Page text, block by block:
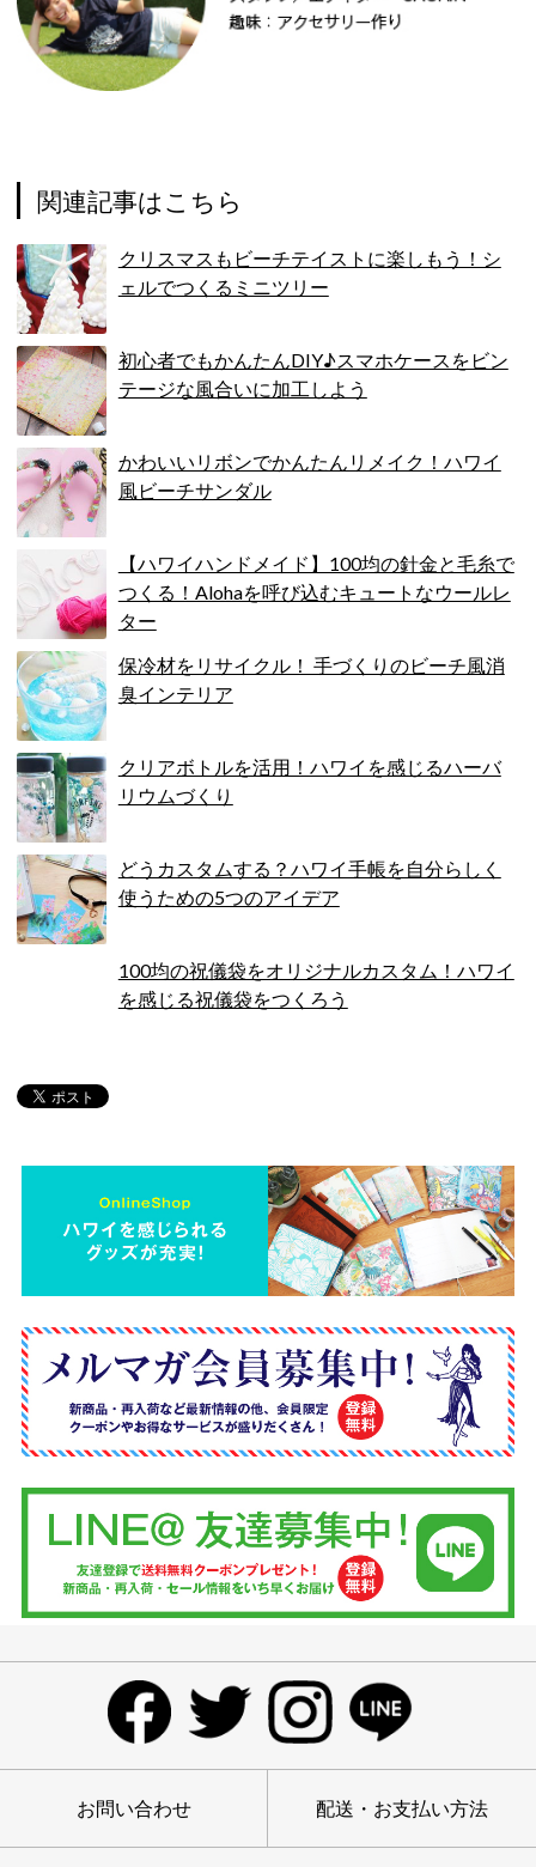
関連記事はこちら
クリスマスもビーチテイストに楽しもう！シ
ェルでつくるミニツリー
初心者でもかんたんDIY♪スマホケースをビン
テージな風合いに加工しよう
かわいいリボンでかんたんリメイク！ハワイ
風ビーチサンダル
【ハワイハンドメイド】100均の針金と毛糸で
つくる！Alohaを呼び込むキュートなウールレ
ター
保冷材をリサイクル！ 手づくりのビーチ風消
臭インテリア
クリアボトルを活用！ハワイを感じるハーバ
リウムづくり
どうカスタムする？ハワイ手帳を自分らしく
使うための5つのアイデア
100均の祝儀袋をオリジナルカスタム！ハワイ
を感じる祝儀袋をつくろう
お問い合わせ 配送・お支払い方法